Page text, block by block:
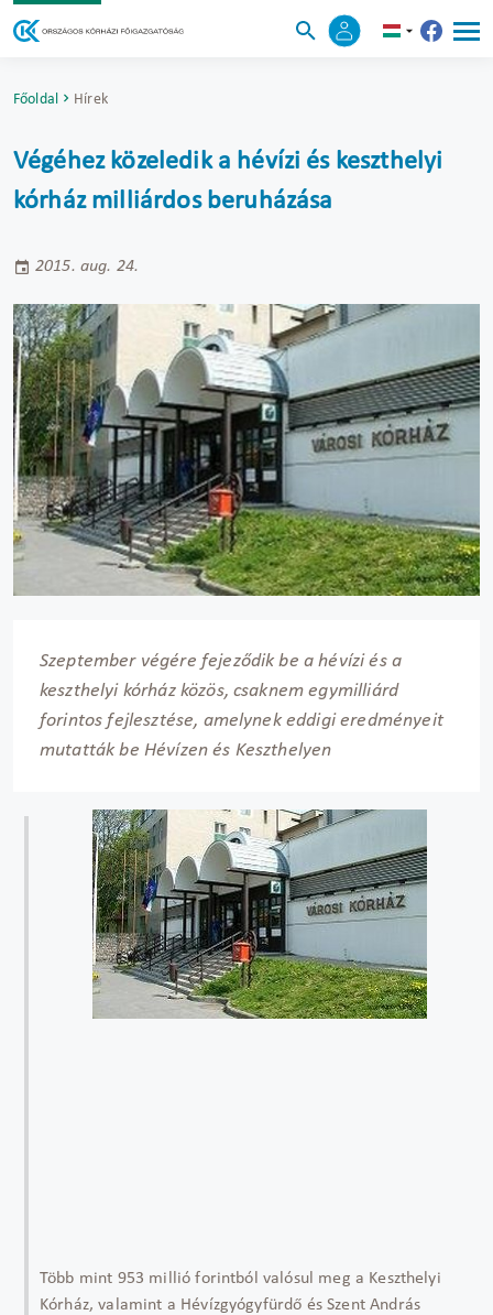
Főoldal Hírek
Végéhez közeledik a hévízi és keszthelyi
kórház milliárdos beruházása
2015. aug. 24.
Szeptember végére fejeződik be a hévízi és a
keszthelyi kórház közös, csaknem egymilliárd
forintos fejlesztése, amelynek eddigi eredményeit
mutatták be Hévízen és Keszthelyen
Több mint 953 millió forintból valósul meg a Keszthelyi
Kórház, valamint a Hévízgyógyfürdő és Szent András